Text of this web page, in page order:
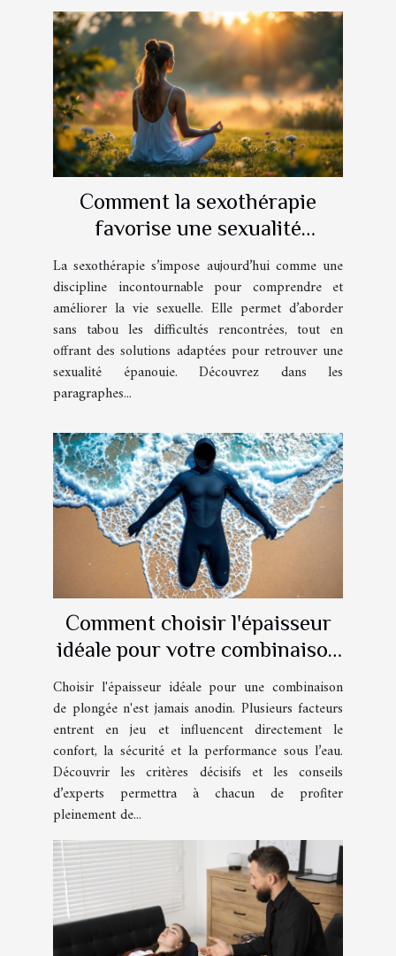
Comment la sexothérapie
favorise une sexualité
épanouie ?
La sexothérapie s’impose aujourd’hui comme une
discipline incontournable pour comprendre et
améliorer la vie sexuelle. Elle permet d’aborder
sans tabou les difficultés rencontrées, tout en
offrant des solutions adaptées pour retrouver une
sexualité épanouie. Découvrez dans les
paragraphes...
Comment choisir l'épaisseur
idéale pour votre combinaison
de plongée ?
Choisir l'épaisseur idéale pour une combinaison
de plongée n'est jamais anodin. Plusieurs facteurs
entrent en jeu et influencent directement le
confort, la sécurité et la performance sous l’eau.
Découvrir les critères décisifs et les conseils
d’experts permettra à chacun de profiter
pleinement de...